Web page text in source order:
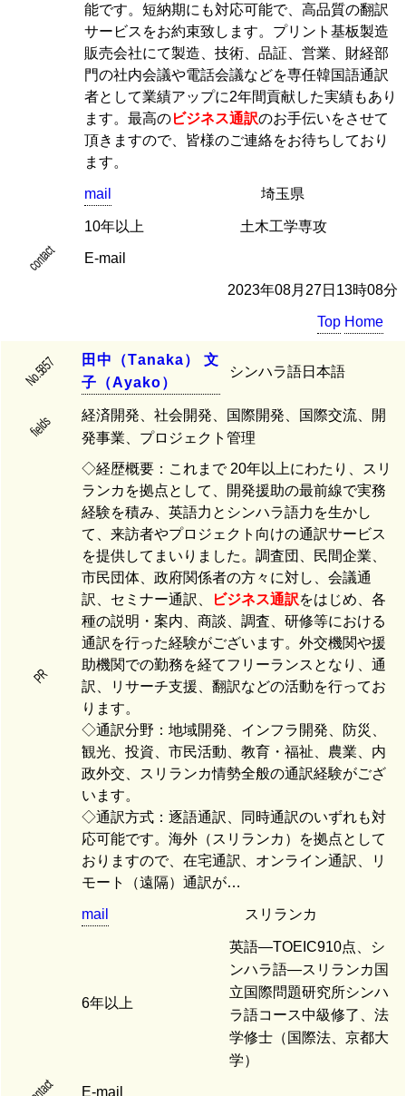
能です。短納期にも対応可能で、高品質の翻訳
サービスをお約束致します。プリント基板製造
販売会社にて製造、技術、品証、営業、財経部
門の社内会議や電話会議などを専任韓国語通訳
者として業績アップに2年間貢献した実績もあり
ます。最高のビジネス通訳のお手伝いをさせて
頂きますので、皆様のご連絡をお待ちしており
ます。
mail 埼玉県
10年以上 土木工学専攻
contact E-mail
2023年08月27日13時08分
Top Home
No.5857 田 中 （Tana ka）
文
子 （Aya ko）
シンハラ語日本語
fields
経済開発、社会開発、国際開発、国際交流、開
発事業、プロジェクト管理
PR
◇経歴概要：これまで 20年以上にわたり、スリ
ランカを拠点として、開発援助の最前線で実務
経験を積み、英語力とシンハラ語力を生かし
て、来訪者やプロジェクト向けの通訳サービス
を提供してまいりました。調査団、民間企業、
市民団体、政府関係者の方々に対し、会議通
訳、セミナー通訳、
ビジネス通訳をはじめ、各
種の説明・案内、商談、調査、研修等における
通訳を行った経験がございます。外交機関や援
助機関での勤務を経てフリーランスとなり、通
訳、リサーチ支援、翻訳などの活動を行ってお
ります。
◇通訳分野：地域開発、インフラ開発、防災、
観光、投資、市民活動、教育・福祉、農業、内
政外交、スリランカ情勢全般の通訳経験がござ
います。
◇通訳方式：逐語通訳、同時通訳のいずれも対
応可能です。海外（スリランカ）を拠点として
おりますので、在宅通訳、オンライン通訳、リ
モート（遠隔）通訳が…
mail スリランカ
6年以上
英語―TOEIC910点、シ
ンハラ語―スリランカ国
立国際問題研究所シンハ
ラ語コース中級修了、法
学修士（国際法、京都大
学）
E-mail